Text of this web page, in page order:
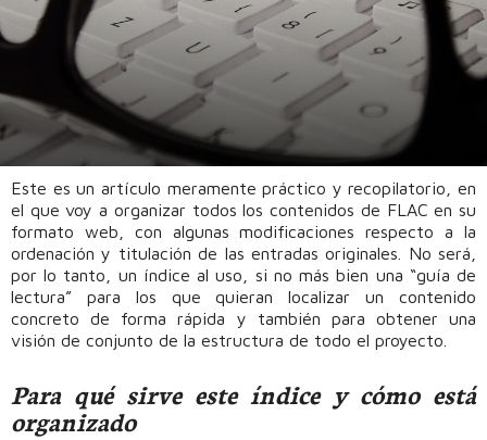
COLABORATORIO FOTOGRAFÍA MULTIMEDIA
NIVELES
PRINCIPIANTE
Por jen0f0nte - 27 noviembre, 2017 11901 5
Este es un artículo meramente práctico y recopilatorio, en
el que voy a organizar todos los contenidos de FLAC en su
formato web, con algunas modificaciones respecto a la
ordenación y titulación de las entradas originales. No será,
por lo tanto, un índice al uso, si no más bien una “guía de
lectura” para los que quieran localizar un contenido
concreto de forma rápida y también para obtener una
visión de conjunto de la estructura de todo el proyecto.
Para qué sirve este índice y cómo está
organizado